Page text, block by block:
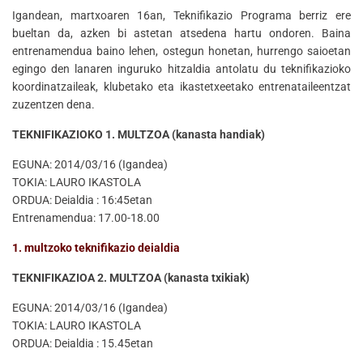
Igandean, martxoaren 16an, Teknifikazio Programa berriz ere
bueltan da, azken bi astetan atsedena hartu ondoren. Baina
entrenamendua baino lehen, ostegun honetan, hurrengo saioetan
egingo den lanaren inguruko hitzaldia antolatu du teknifikazioko
koordinatzaileak, klubetako eta ikastetxeetako entrenataileentzat
zuzentzen dena.
TEKNIFIKAZIOKO 1. MULTZOA (kanasta handiak)
EGUNA: 2014/03/16 (Igandea)
TOKIA: LAURO IKASTOLA
ORDUA: Deialdia : 16:45etan
Entrenamendua: 17.00-18.00
1. multzoko teknifikazio deialdia
TEKNIFIKAZIOA 2. MULTZOA (kanasta txikiak)
EGUNA: 2014/03/16 (Igandea)
TOKIA: LAURO IKASTOLA
ORDUA: Deialdia : 15.45etan